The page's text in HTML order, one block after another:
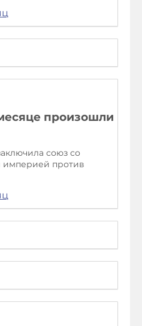
произошли
союз со
против